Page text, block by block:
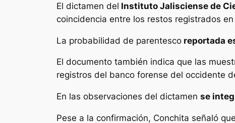
El dictamen del Instituto Jalisciense de
coincidencia entre los restos registrados
La probabilidad de parentesco reportada
El documento también indica que las
registros del banco forense del occidente
En las observaciones del dictamen se
Pese a la confirmación, Conchita señaló